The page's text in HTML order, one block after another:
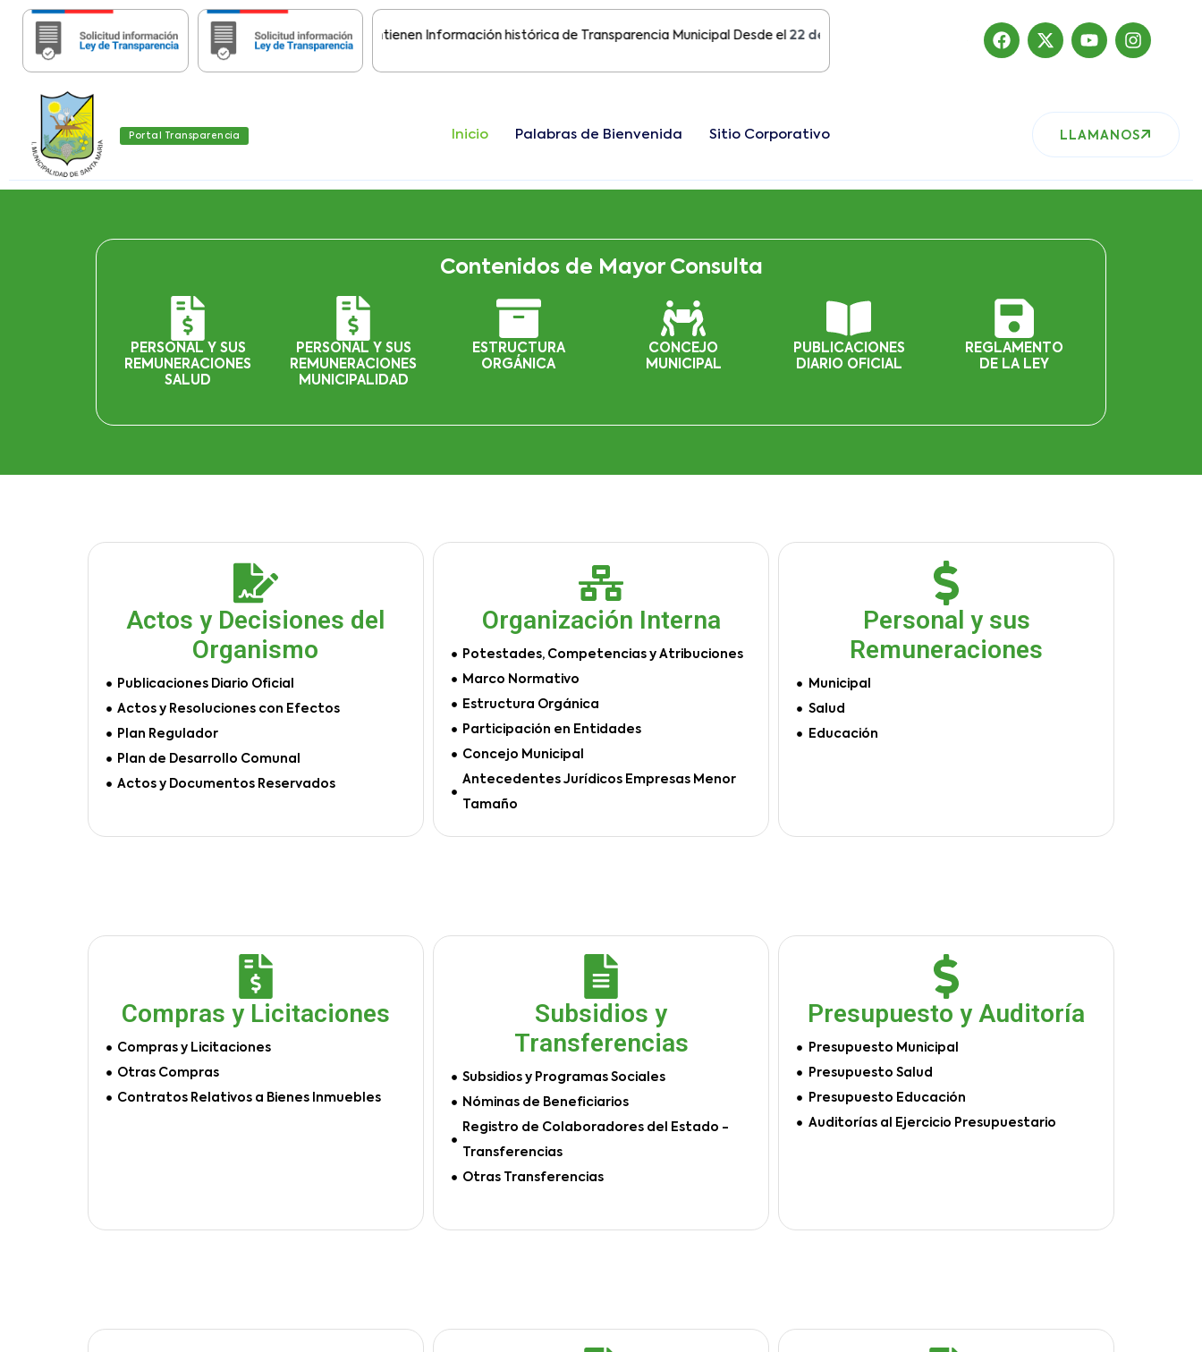
Importante:Estas páginas contienen Información histórica de Transparencia Municipal Desde el22 de Agosto del 2019 , nuestro sitio ha migrado
Portal Transparencia Inicio Palabras de Bienvenida Sitio Corporativo LLAMANOS
Contenidos de Mayor Consulta
PERSONAL Y SUS
REMUNERACIONES
SALUD
PERSONAL Y SUS
REMUNERACIONES
MUNICIPALIDAD
ESTRUCTURA
ORGÁNICA
CONCEJO
MUNICIPAL
PUBLICACIONES
DIARIO OFICIAL
REGLAMENTO
DE LA LEY
Actos y Decisiones del
Organismo
Publicaciones Diario Oficial
Actos y Resoluciones con Efectos
Plan Regulador
Plan de Desarrollo Comunal
Actos y Documentos Reservados
Organización Interna
Potestades, Competencias y Atribuciones
Marco Normativo
Estructura Orgánica
Participación en Entidades
Concejo Municipal
Antecedentes Jurídicos Empresas Menor
Tamaño
Personal y sus
Remuneraciones
Municipal
Salud
Educación
Compras y Licitaciones
Compras y Licitaciones
Otras Compras
Contratos Relativos a Bienes Inmuebles
Subsidios y
Transferencias
Subsidios y Programas Sociales
Nóminas de Beneficiarios
Registro de Colaboradores del Estado -
Transferencias
Otras Transferencias
Presupuesto y Auditoría
Presupuesto Municipal
Presupuesto Salud
Presupuesto Educación
Auditorías al Ejercicio Presupuestario